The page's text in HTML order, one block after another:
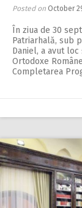
Posted on October
În ziua de 30
Patriarhală, sub
Daniel, a avut
Ortodoxe
Completarea